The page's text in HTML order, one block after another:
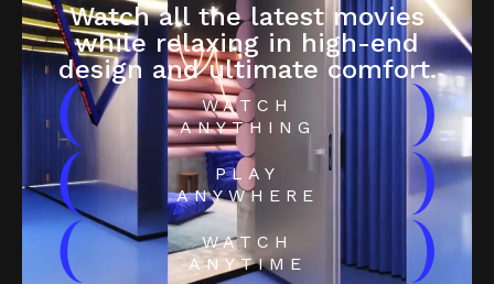
Watch all the latest movies
while relaxing in high-end
design and ultimate comfort.
(
WATCH
ANYTHING
)
(
PLAY
ANYWHERE
)
(
WATCH
ANYTIME
)